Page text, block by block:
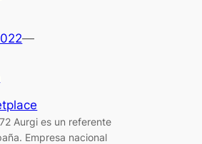
—
Aurgi es un referente
Empresa nacional